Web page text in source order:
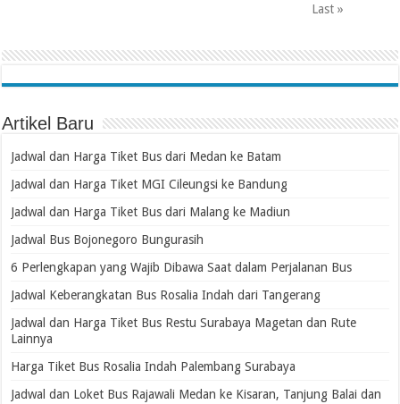
Last »
Artikel Baru
Jadwal dan Harga Tiket Bus dari Medan ke Batam
Jadwal dan Harga Tiket MGI Cileungsi ke Bandung
Jadwal dan Harga Tiket Bus dari Malang ke Madiun
Jadwal Bus Bojonegoro Bungurasih
6 Perlengkapan yang Wajib Dibawa Saat dalam Perjalanan Bus
Jadwal Keberangkatan Bus Rosalia Indah dari Tangerang
Jadwal dan Harga Tiket Bus Restu Surabaya Magetan dan Rute
Lainnya
Harga Tiket Bus Rosalia Indah Palembang Surabaya
Jadwal dan Loket Bus Rajawali Medan ke Kisaran, Tanjung Balai dan